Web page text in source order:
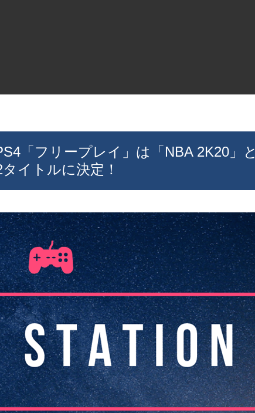
「フリープレイ」は「NBA 2K20」と
イトルに決定！